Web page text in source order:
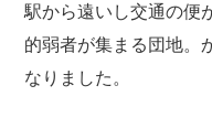
駅から遠いし交通の便
的弱者が集まる団地。
なりました。